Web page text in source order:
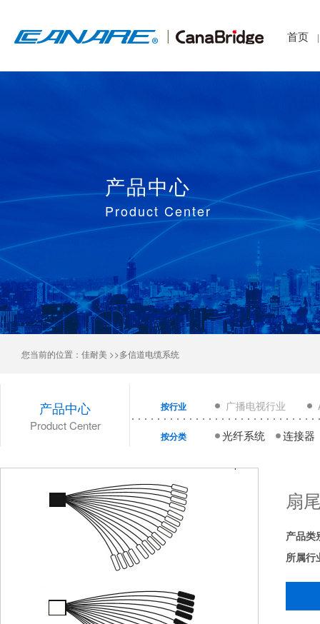
首页 |
产品中心
Product Center
您当前的位置： 佳耐美 >>多信道电缆系统
产品中心
Product Center
按行业 广播电视行业
按分类 光纤系统 连接器
扇
产品类
所属行